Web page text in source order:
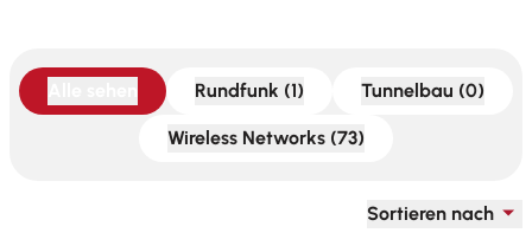
Rundfunk (1) Tunnelbau (0)
Wireless Networks (73)
Sortieren nach